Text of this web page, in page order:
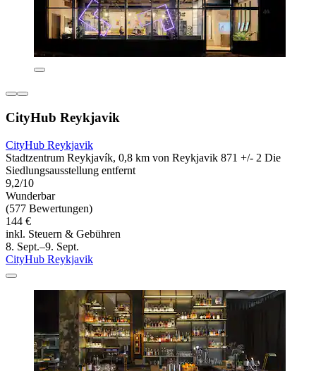
CityHub Reykjavik
CityHub Reykjavik
Stadtzentrum Reykjavík, 0,8 km von Reykjavik 871 +/- 2 Die
Siedlungsausstellung entfernt
9,2/10
Wunderbar
(577 Bewertungen)
144 €
inkl. Steuern & Gebühren
8. Sept.–9. Sept.
CityHub Reykjavik